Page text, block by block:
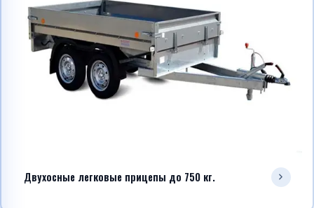
Двухосные легковые прицепы до 750 кг.